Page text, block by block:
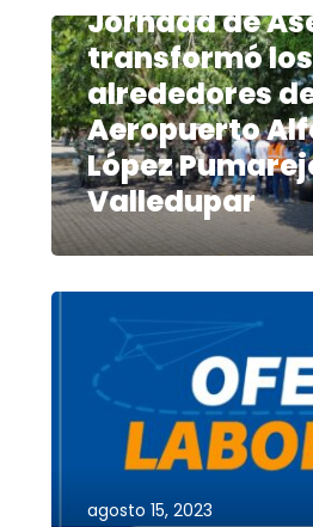
Jornada de
transformó los
alrededores
Aeropuerto
López
Valledupar
agosto 15, 2023